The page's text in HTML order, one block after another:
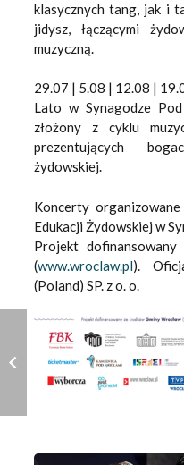
klasycznych tang, jak i
jidysz, łączącymi
muzyczną.
29.07 | 5.08 | 12.08 |
Lato w Synagodze
złożony z cyklu
prezentujących
żydowskiej.
Koncerty
Edukacji Żydowskiej w
Projekt
(www.wroclaw.pl).
(Poland) SP. z o. o.